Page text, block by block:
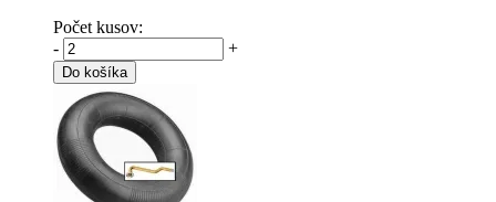
Počet kusov:
-
+
Do košíka